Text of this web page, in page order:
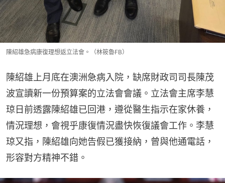
陳紹雄急病康復理想返立法會。（林筱魯FB）
陳紹雄上月底在澳洲急病入院，缺席財政司司長陳茂
波宣讀新一份預算案的立法會會議。立法會主席李慧
琼日前透露陳紹雄已回港，遵從醫生指示在家休養，
情況理想，會視乎康復情況盡快恢復議會工作。李慧
琼又指，陳紹雄向她告假已獲接納，曾與他通電話，
形容對方精神不錯。